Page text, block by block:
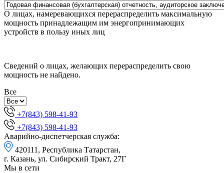
О лицах, намеревающихся перераспределить максимальную
мощность принадлежащим им энергопринимающих
устройств в пользу иных лиц
Cведений о лицах, желающих перераспределить свою
мощность не найдено.
Все
+7(843) 598-41-93
+7(843) 598-41-93
Аварийно-диспетчерская служба:
420111, Республика Татарстан,
г. Казань, ул. Сибирский Тракт, 27Г
Мы в сети